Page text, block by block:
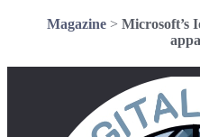
Magazine > Microsoft’s